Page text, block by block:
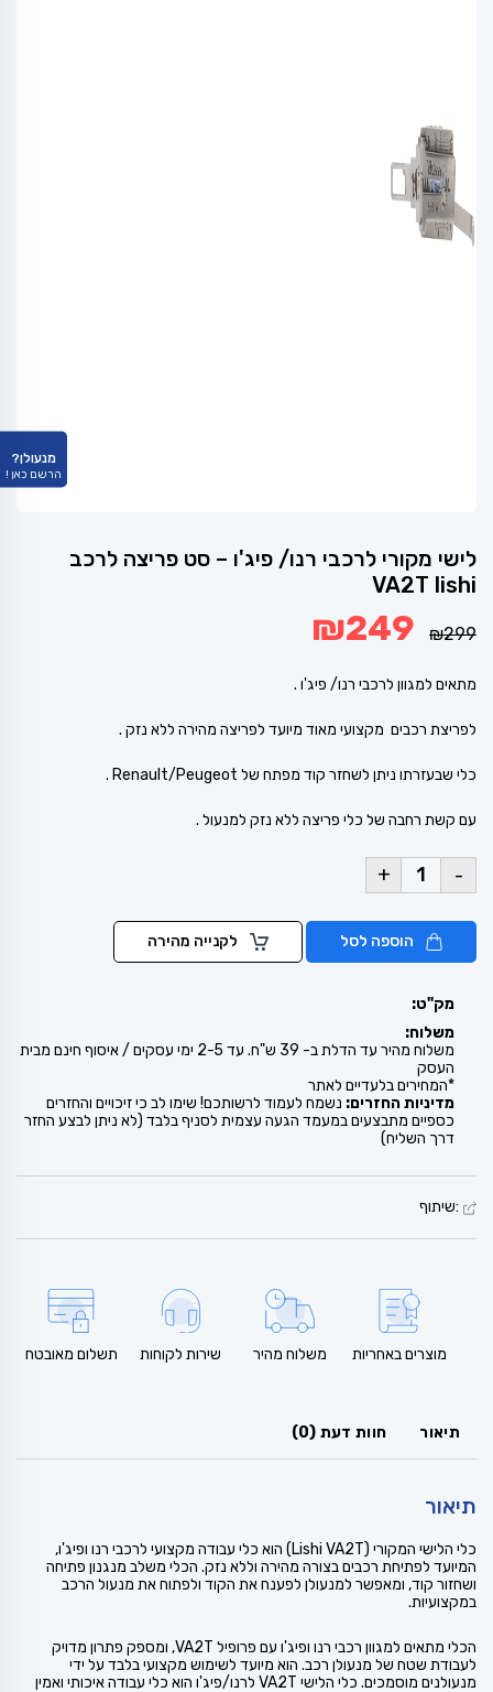
לישי מקורי לרכבי רנו/ פיג'ו – סט פריצה לרכב
VA2T lishi
₪299
המחיר
המקורי
₪249
מתאים למגוון לרכבי רנו/ פיג'ו .
לפריצת רכבים מקצועי מאוד מיועד לפריצה מהירה ללא נזק .
כלי שבעזרתו ניתן לשחזר קוד מפתח של Renault/Peugeot .
עם קשת רחבה של כלי פריצה ללא נזק למנעול .
-
+
הוספה לסל לקנייה מהירה
מק"ט:
משלוח:
משלוח מהיר עד הדלת ב- 39 ש"ח. עד 2-5 ימי עסקים / איסוף חינם מבית
העסק
*המחירים בלעדיים לאתר
מדיניות החזרים: נשמח לעמוד לרשותכם! שימו לב כי זיכויים והחזרים
כספיים מתבצעים במעמד הגעה עצמית לסניף בלבד (לא ניתן לבצע החזר
דרך השליח)
:שיתוף
מוצרים באחריות משלוח מהיר שירות לקוחות תשלום מאובטח
תיאור חוות דעת (0)
תיאור
כלי הלישי המקורי (Lishi VA2T) הוא כלי עבודה מקצועי לרכבי רנו ופיג'ו,
המיועד לפתיחת רכבים בצורה מהירה וללא נזק. הכלי משלב מנגנון פתיחה
ושחזור קוד, ומאפשר למנעולן לפענח את הקוד ולפתוח את מנעול הרכב
במקצועיות.
הכלי מתאים למגוון רכבי רנו ופיג'ו עם פרופיל VA2T, ומספק פתרון מדויק
לעבודת שטח של מנעולן רכב. הוא מיועד לשימוש מקצועי בלבד על ידי
מנעולנים מוסמכים. כלי הלישי VA2T לרנו/פיג'ו הוא כלי עבודה איכותי ואמין
מנעולן?
הרשם כאן !